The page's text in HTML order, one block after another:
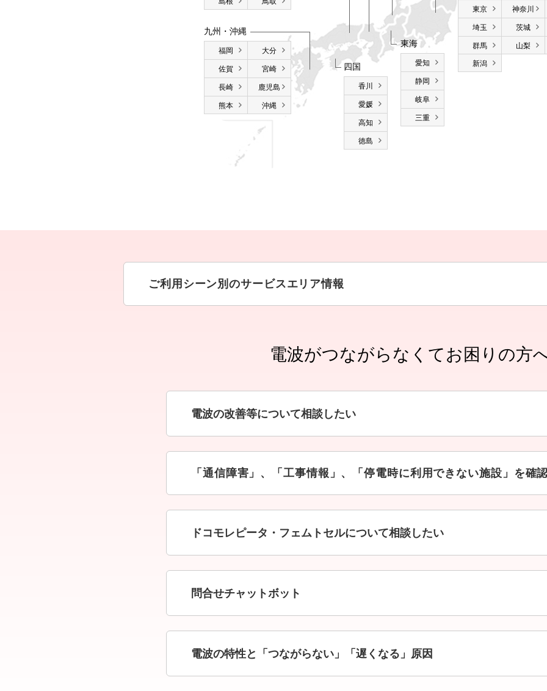
東京 神奈川
埼玉 茨城
群馬 山梨
新潟
東海
愛知
静岡
岐阜
三重
四国
香川
愛媛
高知
徳島
九州・沖縄
福岡 大分
佐賀 宮崎
長崎 鹿児島
熊本 沖縄
ご利用シーン別のサービスエリア情報
電波がつながらなくてお困りの方
電波の改善等について相談したい
「通信障害」、「工事情報」、「停電時に利用できない施設」を確
ドコモレピータ・フェムトセルについて相談したい
問合せチャットボット
電波の特性と「つながらない」「遅くなる」原因